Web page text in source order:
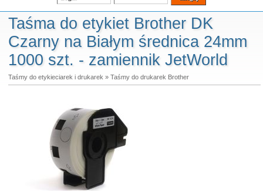
Taśma do etykiet Brother DK
Czarny na Białym średnica 24mm
1000 szt. - zamiennik JetWorld
Taśmy do etykieciarek i drukarek » Taśmy do drukarek Brother